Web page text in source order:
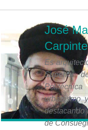
José
Es
Superior
urbanismo
destacando
de